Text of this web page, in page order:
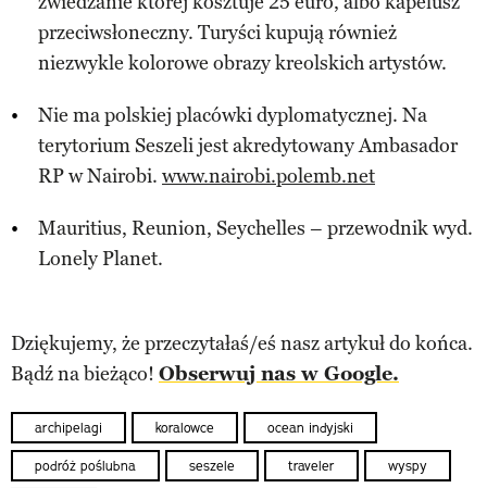
przeciwsłoneczny. Turyści kupują również
niezwykle kolorowe obrazy kreolskich artystów.
Nie ma polskiej placówki dyplomatycznej. Na
terytorium Seszeli jest akredytowany Ambasador
RP w Nairobi. www.nairobi.polemb.net
Mauritius, Reunion, Seychelles – przewodnik wyd.
Lonely Planet.
Dziękujemy, że przeczytałaś/eś nasz artykuł do końca.
Bądź na bieżąco! Obserwuj nas w Google.
archipelagi koralowce ocean indyjski
podróż poślubna seszele traveler wyspy